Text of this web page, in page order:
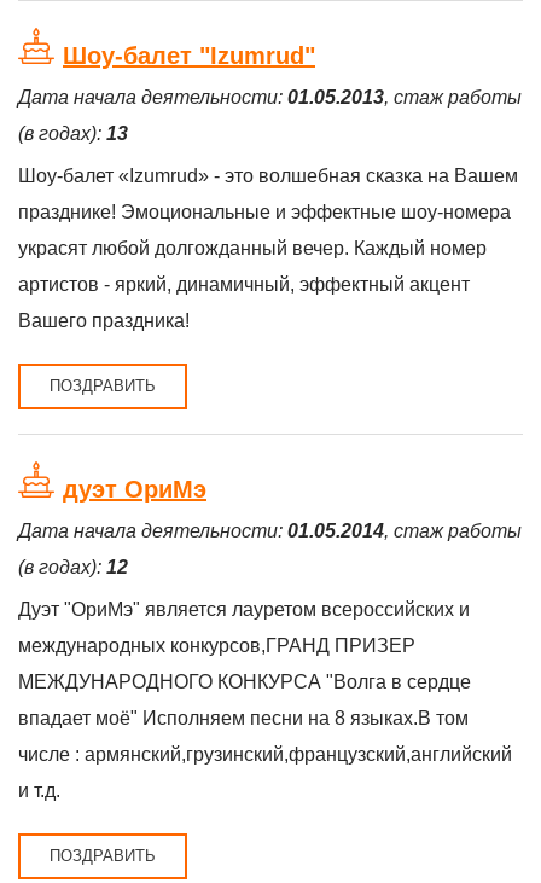
Шоу-балет "Izumrud"
Дата начала деятельности: 01.05.2013, стаж работы
(в годах): 13
Шоу-балет «Izumrud» - это волшебная сказка на Вашем
празднике! Эмоциональные и эффектные шоу-номера
украсят любой долгожданный вечер. Каждый номер
артистов - яркий, динамичный, эффектный акцент
Вашего праздника!
ПОЗДРАВИТЬ
дуэт ОриМэ
Дата начала деятельности: 01.05.2014, стаж работы
(в годах): 12
Дуэт "ОриМэ" является лауретом всероссийских и
международных конкурсов,ГРАНД ПРИЗЕР
МЕЖДУНАРОДНОГО КОНКУРСА "Волга в сердце
впадает моё" Исполняем песни на 8 языках.В том
числе : армянский,грузинский,французский,английский
и т.д.
ПОЗДРАВИТЬ